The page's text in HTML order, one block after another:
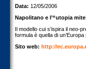
Data: 12/05/2006
Napolitano e l’“utopia
Il modello cui s’ispira il neo-
formula è quella di
Sito web: http://